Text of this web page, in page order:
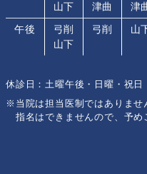
山下
津曲
津
午後
弓削
山下
弓削 山
休診日：土曜午後・日曜・祝日
※当院は担当医制ではありませ
指名はできませんので、予め